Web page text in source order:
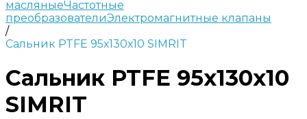
масляныеЧастотные
преобразователиЭлектромагнитные клапаны
/
Сальник PTFE 95х130х10 SIMRIT
Сальник PTFE 95х130х10
SIMRIT